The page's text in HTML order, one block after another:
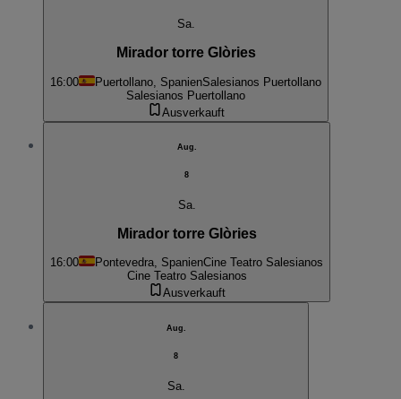
Sa.
Mirador torre Glòries
16:00 Puertollano, SpanienSalesianos Puertollano
Salesianos Puertollano
Ausverkauft
Aug.
8
Sa.
Mirador torre Glòries
16:00 Pontevedra, SpanienCine Teatro Salesianos
Cine Teatro Salesianos
Ausverkauft
Aug.
8
Sa.